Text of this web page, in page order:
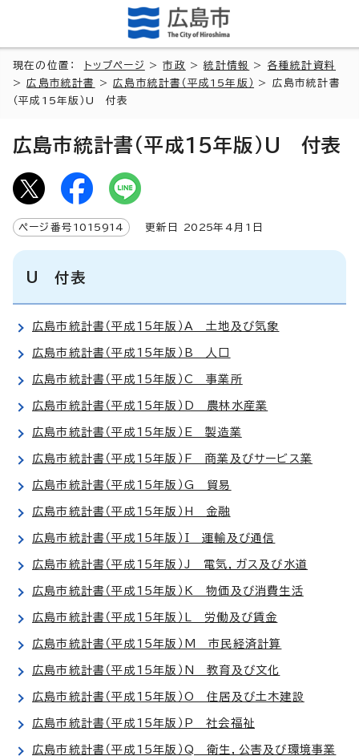
現在の位置： トップページ >市政 >統計情報 > 各種統計資料
>広島市統計書 >広島市統計書（平成15年版）
> 広島市統計書
（平成15年版）U 付表
広島市統計書（平成15年版）U 付表
ページ番号 1015914 更新日 2025年4月1日
U 付表
広島市統計書（平成15年版）A 土地及び気象
広島市統計書（平成15年版）B 人口
広島市統計書（平成15年版）C 事業所
広島市統計書（平成15年版）D 農林水産業
広島市統計書（平成15年版）E 製造業
広島市統計書（平成15年版）F 商業及びサービス業
広島市統計書（平成15年版）G 貿易
広島市統計書（平成15年版）H 金融
広島市統計書（平成15年版）I 運輸及び通信
広島市統計書（平成15年版）J 電気，ガス及び水道
広島市統計書（平成15年版）K 物価及び消費生活
広島市統計書（平成15年版）L 労働及び賃金
広島市統計書（平成15年版）M 市民経済計算
広島市統計書（平成15年版）N 教育及び文化
広島市統計書（平成15年版）O 住居及び土木建設
広島市統計書（平成15年版）P 社会福祉
広島市統計書（平成15年版）Q 衛生，公害及び環境事業